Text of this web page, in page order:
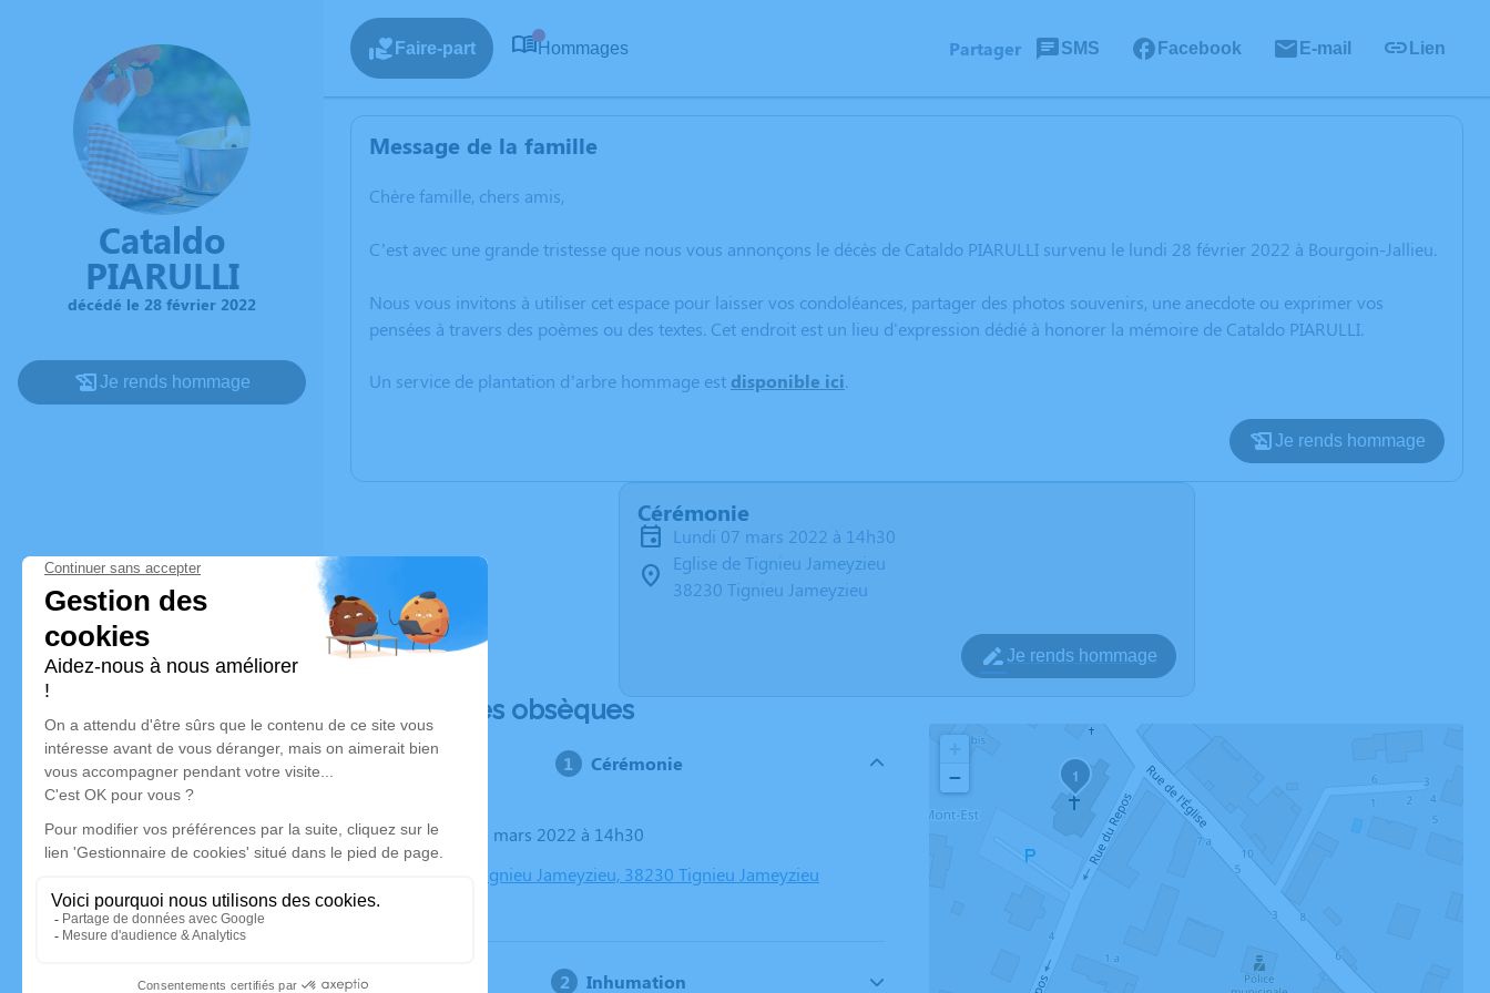
Cataldo
PIARULLI
décédé le 28 février 2022
Je rends hommage
Faire-part Hommages Partager SMS Facebook E-mail Lien
Message de la famille
Chère famille, chers amis,
C’est avec une grande tristesse que nous vous annonçons le décès de Cataldo PIARULLI survenu le lundi 28 février 2022 à Bourgoin-Jallieu.
Nous vous invitons à utiliser cet espace pour laisser vos condoléances, partager des photos souvenirs, une anecdote ou exprimer vos
pensées à travers des poèmes ou des textes. Cet endroit est un lieu d'expression dédié à honorer la mémoire de Cataldo PIARULLI.
Un service de plantation d’arbre hommage est disponible ici.
Je rends hommage
Cérémonie
lundi 07 mars 2022 à 14h30
Eglise de Tignieu Jameyzieu
38230 Tignieu Jameyzieu
Je rends hommage
Déroulé des obsèques
Cérémonie
Le lundi 07 mars 2022 à 14h30
Eglise de Tignieu Jameyzieu, 38230 Tignieu Jameyzieu
Inhumation
1
−